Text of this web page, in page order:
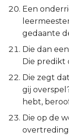
Maleáchi
Een
gedaante
Die dan
Die predikt
Die zegt
gij
hebt,
Die op de